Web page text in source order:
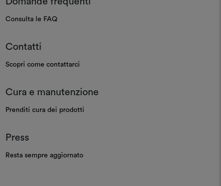
Consulta le FAQ
Contatti
Scopri come contattarci
Cura e manutenzione
Prenditi cura dei prodotti
Press
Resta sempre aggiornato